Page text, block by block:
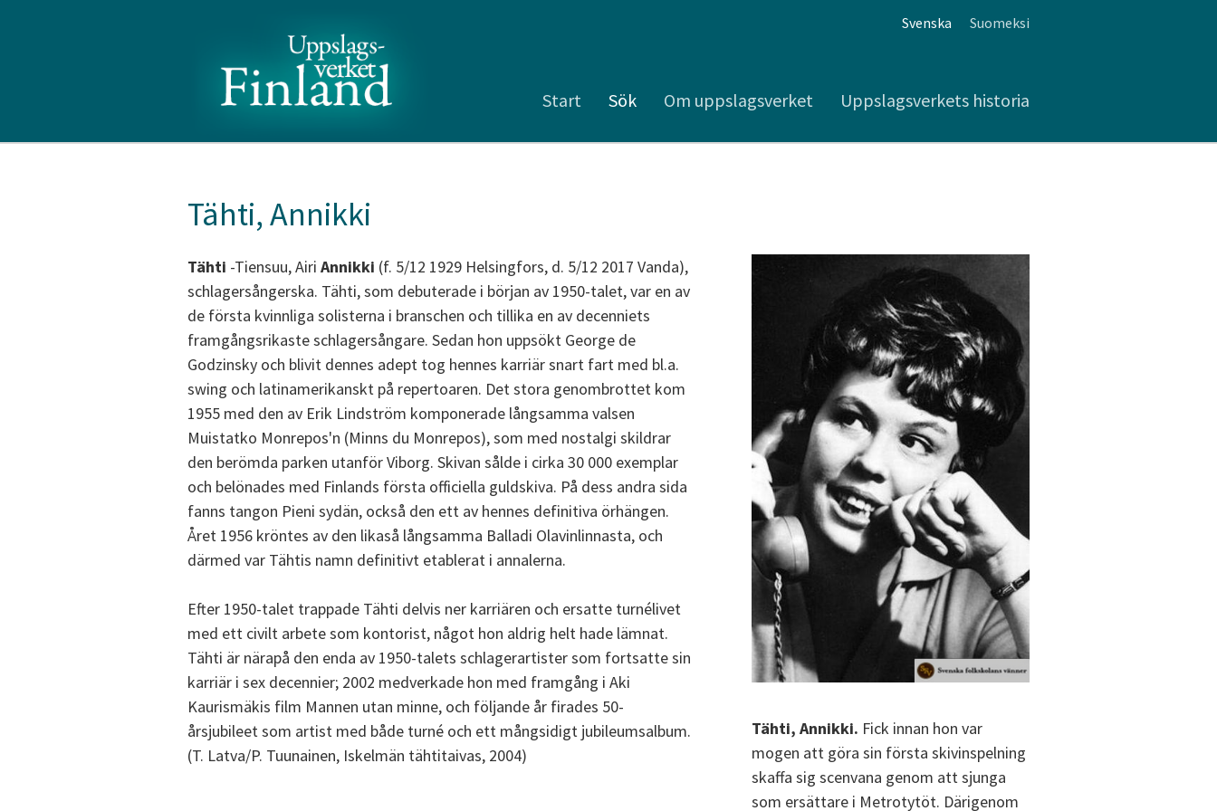
Svenska Suomeksi
Start Sök Om uppslagsverket Uppslagsverkets historia
Tähti, Annikki
Tähti -Tiensuu, Airi Annikki (f. 5/12 1929 Helsingfors, d. 5/12 2017 Vanda),
schlagersångerska. Tähti, som debuterade i början av 1950-talet, var en av
de första kvinnliga solisterna i branschen och tillika en av decenniets
framgångsrikaste schlagersångare. Sedan hon uppsökt George de
Godzinsky och blivit dennes adept tog hennes karriär snart fart med bl.a.
swing och latinamerikanskt på repertoaren. Det stora genombrottet kom
1955 med den av Erik Lindström komponerade långsamma valsen
Muistatko Monrepos'n (Minns du Monrepos), som med nostalgi skildrar
den berömda parken utanför Viborg. Skivan sålde i cirka 30 000 exemplar
och belönades med Finlands första officiella guldskiva. På dess andra sida
fanns tangon Pieni sydän, också den ett av hennes definitiva örhängen.
Året 1956 kröntes av den likaså långsamma Balladi Olavinlinnasta, och
därmed var Tähtis namn definitivt etablerat i annalerna.
Efter 1950-talet trappade Tähti delvis ner karriären och ersatte turnélivet
med ett civilt arbete som kontorist, något hon aldrig helt hade lämnat.
Tähti är närapå den enda av 1950-talets schlagerartister som fortsatte sin
karriär i sex decennier; 2002 medverkade hon med framgång i Aki
Kaurismäkis film Mannen utan minne, och följande år firades 50-
årsjubileet som artist med både turné och ett mångsidigt jubileumsalbum.
(T. Latva/P. Tuunainen, Iskelmän tähtitaivas, 2004)
Tähti, Annikki. Fick innan hon var
mogen att göra sin första skivinspelning
skaffa sig scenvana genom att sjunga
som ersättare i Metrotytöt. Därigenom